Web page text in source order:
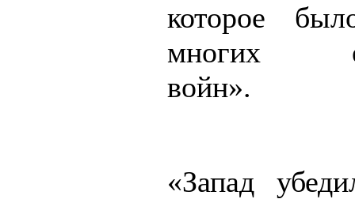
которое
многих
войн».
«Запад